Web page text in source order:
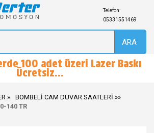
Telefon:
05331551469
ARA
100 adet üzeri Lazer Baskı
Ücretsiz...
»
BOMBELİ CAM DUVAR SAATLERİ
140 TR